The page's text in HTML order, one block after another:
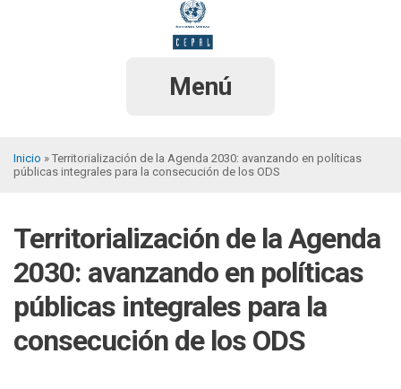
Menú
Sobrescribir
de
ayuda
a
la
navegación
Inicio
Territorialización de la Agenda 2030: avanzando en políticas
públicas integrales para la consecución de los ODS
Territorialización de la Agenda
2030: avanzando en políticas
públicas integrales para la
consecución de los ODS